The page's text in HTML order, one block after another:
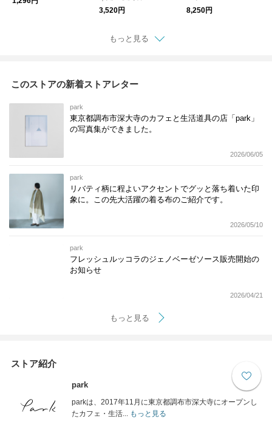
3,520円
8,250円
もっと見る
このストアの新着ストアレター
park
東京都調布市深大寺のカフェと生活道具の店「park」
の写真集ができました。
2026/06/05
park
リバティ柄に程よいアクセントでグッと落ち着いた印
象に。この先大活躍の着る布のご紹介です。
2026/05/10
park
フレッシュルッコラのジェノベーゼソース販売開始の
お知らせ
2026/04/21
もっと見る
ストア紹介
park
parkは、2017年11月に東京都調布市深大寺にオープンし
たカフェ・生活...もっと見る